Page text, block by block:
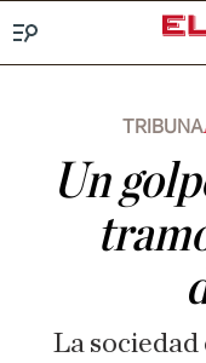
TRIBUNA
Un
La sociedad